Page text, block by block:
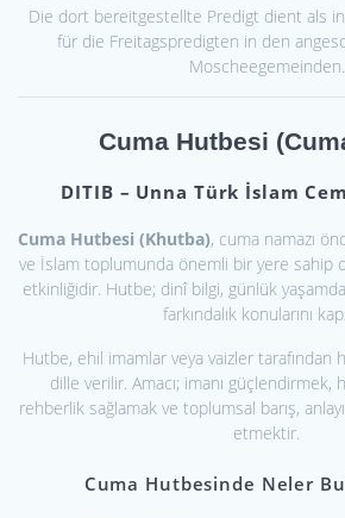
Die dort bereitgestellte Predigt dient als
für die Freitagspredigten in den
Moscheegemeinden.
Cuma Hutbesi
DITIB – Unna Türk İslam
Cuma Hutbesi (Khutba), cuma namazı
ve İslam toplumunda önemli bir yere sahip
etkinliğidir. Hutbe; dinî bilgi, günlük
farkındalık konularını
Hutbe, ehil imamlar veya vaizler tarafından
dille verilir. Amacı; imanı güçlendirmek,
rehberlik sağlamak ve toplumsal barış,
etmektir.
Cuma Hutbesinde Neler